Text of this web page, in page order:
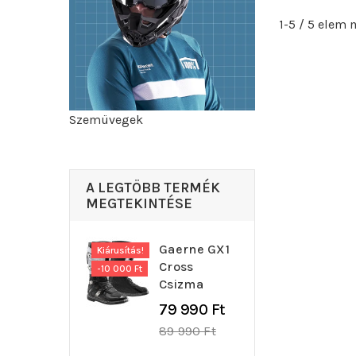
Szemüvegek
A LEGTÖBB TERMÉK
MEGTEKINTÉSE
Kiárusítás!
-10 000 Ft
Gaerne GX1
Cross
Csizma
79 990 FtRegular
89 990 Ft
1-5 / 5 elem